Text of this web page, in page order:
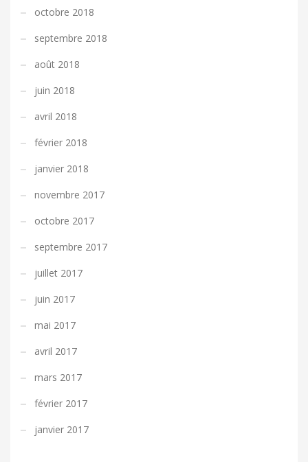
octobre 2018
septembre 2018
août 2018
juin 2018
avril 2018
février 2018
janvier 2018
novembre 2017
octobre 2017
septembre 2017
juillet 2017
juin 2017
mai 2017
avril 2017
mars 2017
février 2017
janvier 2017